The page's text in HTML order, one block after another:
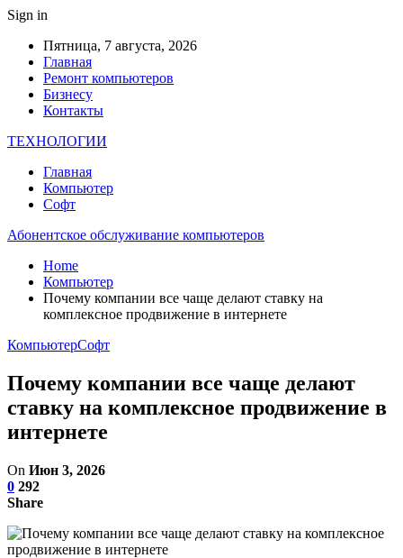
Sign in
Пятница, 7 августа, 2026
Главная
Ремонт компьютеров
Бизнесу
Контакты
ТЕХНОЛОГИИ
Главная
Компьютер
Софт
Абонентское обслуживание компьютеров
Home
Компьютер
Почему компании все чаще делают ставку на
комплексное продвижение в интернете
КомпьютерСофт
Почему компании все чаще делают
ставку на комплексное продвижение в
интернете
On Июн 3, 2026
0 292
Share